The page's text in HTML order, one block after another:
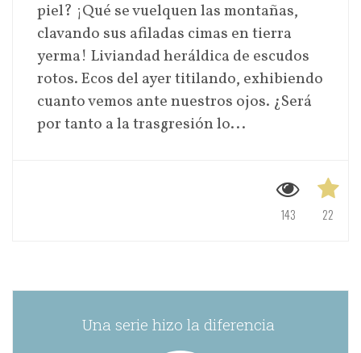
piel? ¡Qué se vuelquen las montañas,
clavando sus afiladas cimas en tierra
yerma! Liviandad heráldica de escudos
rotos. Ecos del ayer titilando, exhibiendo
cuanto vemos ante nuestros ojos. ¿Será
por tanto a la trasgresión lo...
22
143
Una serie hizo la diferencia